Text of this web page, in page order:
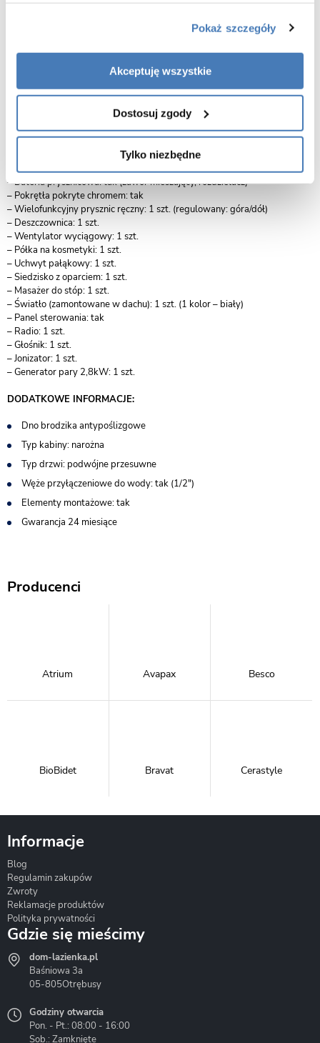
Pokaż szczegóły
Akceptuję wszystkie
Dostosuj zgody
Tylko niezbędne
Typ brodzika: niski brodzik
Grubość szkła hartowanego: 5 mm
Materiał wykonania:
– Brodzika: Akryl (ABS – kolor srebrny)
– Ramy: aluminium (srebrny)
– Ścian tylnych: szyby (błękitne – szyby lustrzane)
– Dysze do hydromasażu (2″): 6 szt.
– Bateria prysznicowa: tak (zawór mieszający, rozdzielacz)
– Pokrętła pokryte chromem: tak
– Wielofunkcyjny prysznic ręczny: 1 szt. (regulowany: góra/dół)
– Deszczownica: 1 szt.
– Wentylator wyciągowy: 1 szt.
– Półka na kosmetyki: 1 szt.
– Uchwyt pałąkowy: 1 szt.
– Siedzisko z oparciem: 1 szt.
– Masażer do stóp: 1 szt.
– Światło (zamontowane w dachu): 1 szt. (1 kolor – biały)
– Panel sterowania: tak
– Radio: 1 szt.
– Głośnik: 1 szt.
– Jonizator: 1 szt.
– Generator pary 2,8kW: 1 szt.
DODATKOWE INFORMACJE:
Dno brodzika antypoślizgowe
Typ kabiny: narożna
Typ drzwi: podwójne przesuwne
Węże przyłączeniowe do wody: tak (1/2″)
Elementy montażowe: tak
Gwarancja 24 miesiące
Producenci
Atrium Avapax Besco
BioBidet Bravat Cerastyle
Hydrostop
Informacje
Blog
Regulamin zakupów
Zwroty
Reklamacje produktów
Polityka prywatności
Gdzie się mieścimy
dom-lazienka.pl
Baśniowa 3a
05-805Otrębusy
Godziny otwarcia
Pon. - Pt.: 08:00 - 16:00
Sob.: Zamknięte